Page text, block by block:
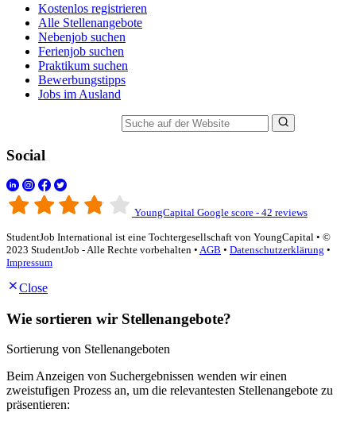
Kostenlos registrieren
Alle Stellenangebote
Nebenjob suchen
Ferienjob suchen
Praktikum suchen
Bewerbungstipps
Jobs im Ausland
Social
YoungCapital Google score - 42 reviews
StudentJob International ist eine Tochtergesellschaft von YoungCapital • ©
2023 StudentJob - Alle Rechte vorbehalten • AGB • Datenschutzerklärung •
Impressum
Close
Wie sortieren wir Stellenangebote?
Sortierung von Stellenangeboten
Beim Anzeigen von Suchergebnissen wenden wir einen
zweistufigen Prozess an, um die relevantesten Stellenangebote zu
präsentieren: